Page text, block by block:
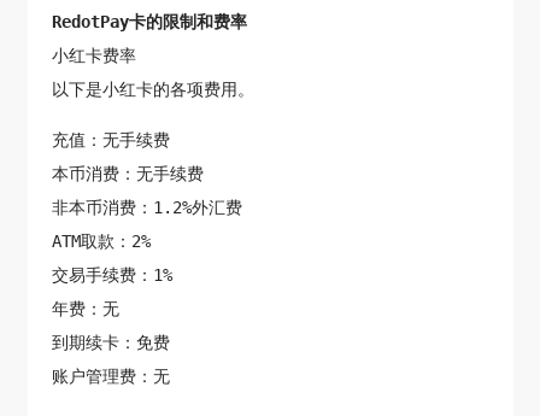
RedotPay卡的限制和费率
小红卡费率
以下是小红卡的各项费用。
充值：无手续费
本币消费：无手续费
非本币消费：1.2%外汇费
ATM取款：2%
交易手续费：1%
年费：无
到期续卡：免费
账户管理费：无